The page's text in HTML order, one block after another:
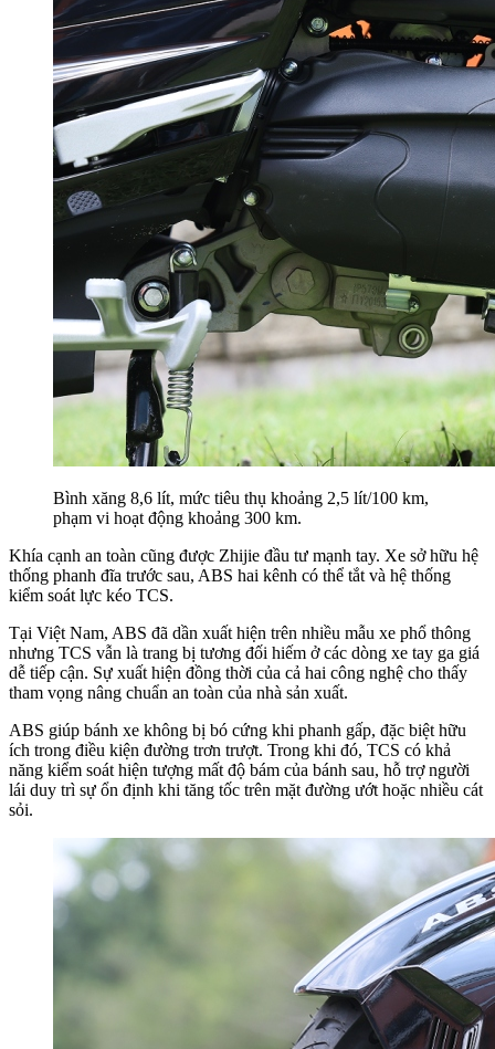
Bình xăng 8,6 lít, mức tiêu thụ khoảng 2,5 lít/100 km,
phạm vi hoạt động khoảng 300 km.
Khía cạnh an toàn cũng được Zhijie đầu tư mạnh tay. Xe sở hữu hệ
thống phanh đĩa trước sau, ABS hai kênh có thể tắt và hệ thống
kiểm soát lực kéo TCS.
Tại Việt Nam, ABS đã dần xuất hiện trên nhiều mẫu xe phổ thông
nhưng TCS vẫn là trang bị tương đối hiếm ở các dòng xe tay ga giá
dễ tiếp cận. Sự xuất hiện đồng thời của cả hai công nghệ cho thấy
tham vọng nâng chuẩn an toàn của nhà sản xuất.
ABS giúp bánh xe không bị bó cứng khi phanh gấp, đặc biệt hữu
ích trong điều kiện đường trơn trượt. Trong khi đó, TCS có khả
năng kiểm soát hiện tượng mất độ bám của bánh sau, hỗ trợ người
lái duy trì sự ổn định khi tăng tốc trên mặt đường ướt hoặc nhiều cát
sỏi.